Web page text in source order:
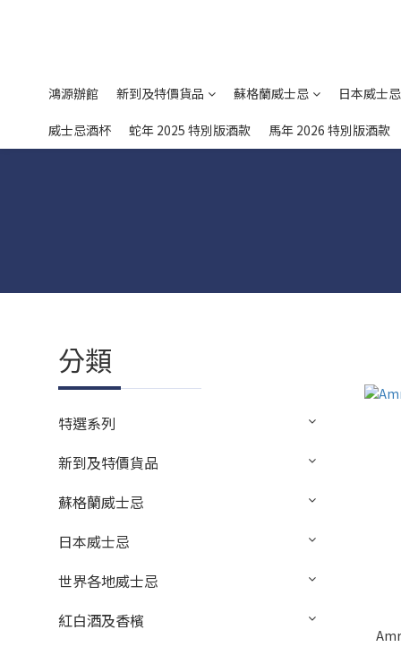
鴻源辦館 新到及特價貨品 蘇格蘭威士忌 日本威士忌
威士忌酒杯 蛇年 2025 特別版酒款 馬年 2026 特別版酒款
分類
特選系列
新到及特價貨品
蘇格蘭威士忌
日本威士忌
世界各地威士忌
紅白酒及香檳